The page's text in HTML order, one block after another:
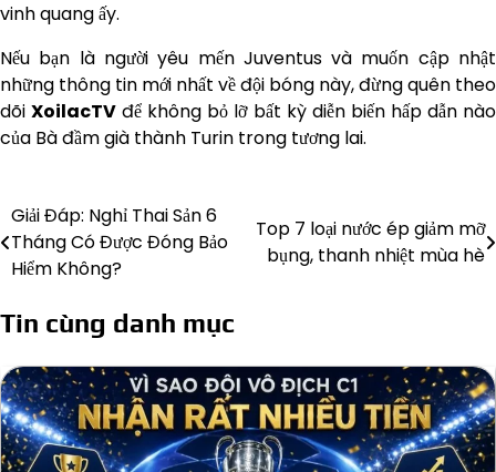
vinh quang ấy.
Nếu bạn là người yêu mến Juventus và muốn cập nhật
những thông tin mới nhất về đội bóng này, đừng quên theo
dõiXoilacTV để không bỏ lỡ bất kỳ diễn biến hấp dẫn nào
của Bà đầm già thành Turin trong tương lai.
Điều
hướng
viết
Giải Đáp: Nghỉ Thai Sản 6
Tháng Có Được Đóng Bảo
Hiểm Không?
Top 7 loại nước ép giảm mỡ
bụng, thanh nhiệt mùa hè
Tin cùng danh mục